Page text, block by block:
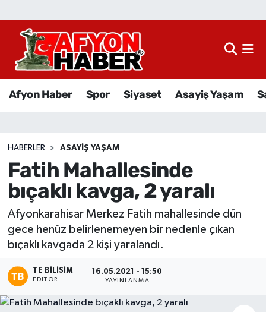
Afyon Haber Spor Siyaset Asayiş Yaşam
HABERLER ASAYIŞ YAŞAM
Fatih Mahallesinde
bıçaklı kavga, 2 yaralı
Afyonkarahisar Merkez Fatih mahallesinde dün
gece henüz belirlenemeyen bir nedenle çıkan
bıçaklı kavgada 2 kişi yaralandı.
TE BILISIM
EDITÖR
16.05.2021 - 15:50
YAYINLANMA
Afyon Haber
Sağlık
Eğitim
Sivil Toplum